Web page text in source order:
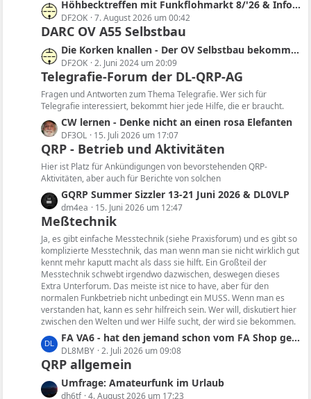
B
e
t
r
ä
g
e
L
e
t
z
t
e
B
e
t
r
ä
g
e
Höhbecktreffen mit Funkflohmarkt 8/'26 & Infos zur Region, Sendertechnik, Historie, SDR
DF2OK 7. August 2026 um 00:42
DARC OV A55 Selbstbau
L
e
t
z
t
e
B
e
i
t
ä
g
e
Die Korken knallen - Der OV Selbstbau bekommt im QRP-Forum einen eigenen Bereich
DF2OK 2. Juni 2024 um 20:09
Telegrafie-Forum der DL-QRP-AG
Fragen und Antworten zum Thema Telegrafie. Wer sich für
Telegrafie interessiert, bekommt hier jede Hilfe, die er braucht.
L
e
t
z
t
e
B
e
i
t
r
ä
g
e
CW lernen - Denke nicht an einen rosa Elefanten
DF3OL 15. Juli 2026 um 17:07
QRP - Betrieb und Aktivitäten
Hier ist Platz für Ankündigungen von bevorstehenden QRP-
Aktivitäten, aber auch für Berichte von solchen
L
e
t
z
t
e
B
e
i
t
r
ä
g
e
GQRP Summer Sizzler 13-21 Juni 2026 & DL0VLP
dm4ea 15. Juni 2026 um 12:47
Meßtechnik
Ja, es gibt einfache Messtechnik (siehe Praxisforum) und es gibt so
komplizierte Messtechnik, das man wenn man sie nicht wirklich gut
kennt mehr kaputt macht als dass sie hilft. Ein Großteil der
Messtechnik schwebt irgendwo dazwischen, deswegen dieses
Extra Unterforum. Das meiste ist nice to have, aber für den
normalen Funkbetrieb nicht unbedingt ein MUSS. Wenn man es
verstanden hat, kann es sehr hilfreich sein. Wer will, diskutiert hier
zwischen den Welten und wer Hilfe sucht, der wird sie bekommen.
L
e
t
z
t
FA VA6 - hat den jemand schon vom FA Shop geliefert bekommen und konnte das Gerät testen?
DL8MBY 2. Juli 2026 um 09:08
QRP allgemein
L
Umfrage: Amateurfunk im Urlaub
dh6tf 4. August 2026 um 17:23